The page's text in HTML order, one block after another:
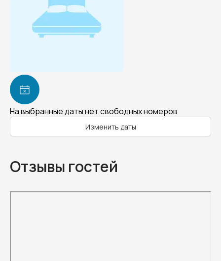
На выбранные даты нет свободных номеров
Изменить даты
Отзывы гостей